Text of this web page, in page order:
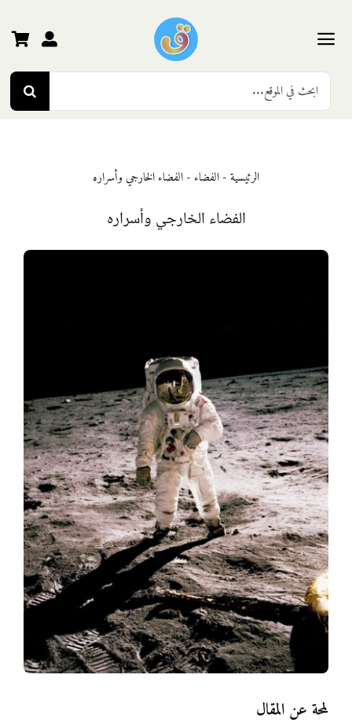
content
Toggle
Navigation
الرئيسية
المرحلة الثانية
أنواع الموارد
الألعاب التفاعلية
Search
for:
الرئيسية-الفضاء -الفضاء الخارجي وأسراره
الفضاء الخارجي وأسراره
لمحة عن المقال